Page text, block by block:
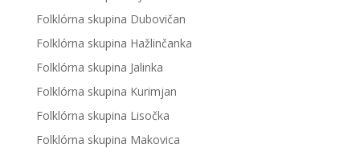
Folklórna skupina Dubovičan
Folklórna skupina Hažlinčanka
Folklórna skupina Jalinka
Folklórna skupina Kurimjan
Folklórna skupina Lisočka
Folklórna skupina Makovica